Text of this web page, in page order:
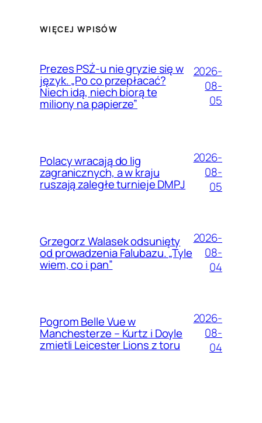
WIĘCEJ WPISÓW
Prezes PSŻ-u nie gryzie się w
język. „Po co przepłacać?
Niech idą, niech biorą te
miliony na papierze”
2026-
08-
05
Polacy wracają do lig
zagranicznych, a w kraju
ruszają zaległe turnieje DMPJ
2026-
08-
05
Grzegorz Walasek odsunięty
od prowadzenia Falubazu. „Tyle
wiem, co i pan”
2026-
08-
04
Pogrom Belle Vue w
Manchesterze – Kurtz i Doyle
zmietli Leicester Lions z toru
2026-
08-
04